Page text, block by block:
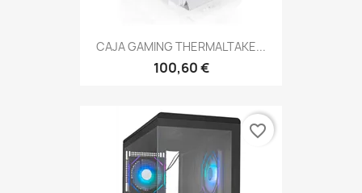
CAJA GAMING THERMALTAKE...
100,60 €
favorite_border